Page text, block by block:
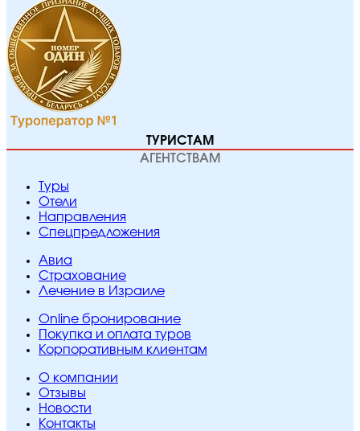
ТУРИСТАМ
АГЕНТСТВАМ
Туры
Отели
Направления
Спецпредложения
Авиа
Страхование
Лечение в Израиле
Online бронирование
Покупка и оплата туров
Корпоративным клиентам
O компании
Отзывы
Новости
Контакты